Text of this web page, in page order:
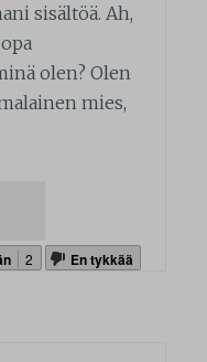
sisältöä. Ah,
olen? Olen
mies,
2 En tykkää